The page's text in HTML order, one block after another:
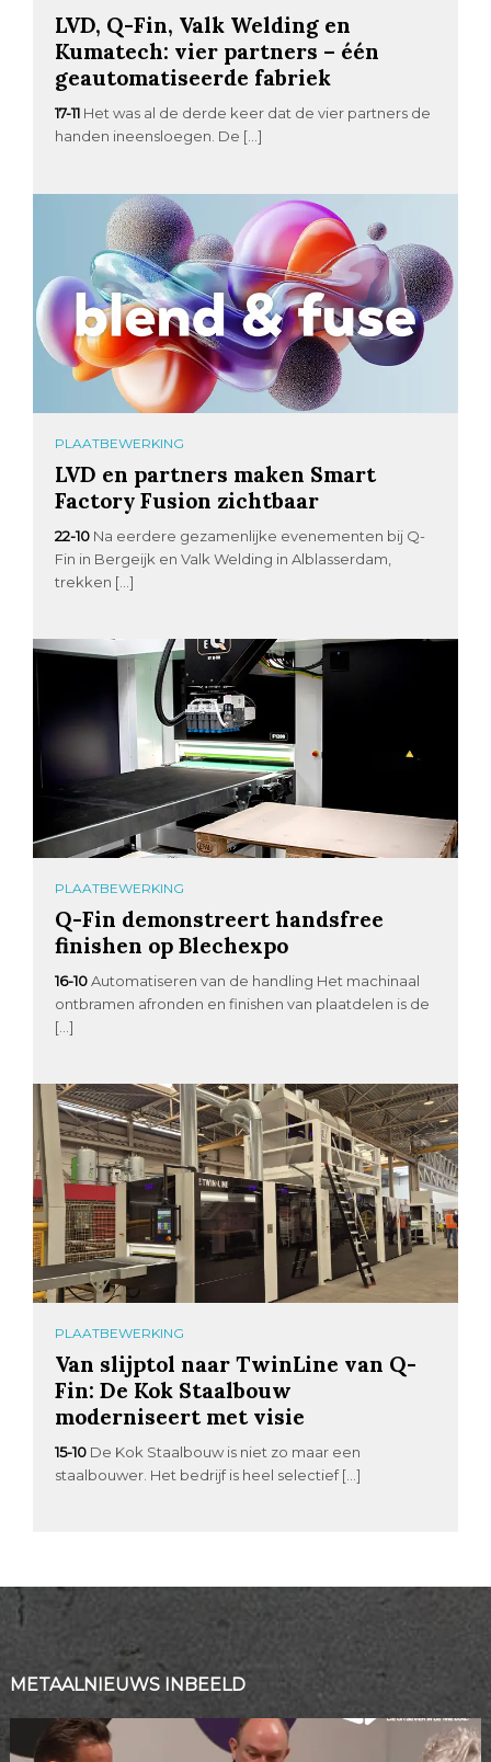
LVD, Q-Fin, Valk Welding en
Kumatech: vier partners – één
geautomatiseerde fabriek
17-11 Het was al de derde keer dat de vier partners de
handen ineensloegen. De […]
PLAATBEWERKING
LVD en partners maken Smart
Factory Fusion zichtbaar
22-10 Na eerdere gezamenlijke evenementen bij Q-
Fin in Bergeijk en Valk Welding in Alblasserdam,
trekken […]
PLAATBEWERKING
Q-Fin demonstreert handsfree
finishen op Blechexpo
16-10 Automatiseren van de handling Het machinaal
ontbramen afronden en finishen van plaatdelen is de
[…]
PLAATBEWERKING
Van slijptol naar TwinLine van Q-
Fin: De Kok Staalbouw
moderniseert met visie
15-10 De Kok Staalbouw is niet zo maar een
staalbouwer. Het bedrijf is heel selectief […]
METAALNIEUWS INBEELD